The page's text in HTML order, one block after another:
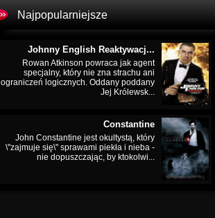
Najpopularniejsze
Johnny English Reaktywacj...
Rowan Atkinson powraca jak agent
specjalny, który nie zna strachu ani
ograniczeń logicznych. Oddany poddany
Jej Królewsk...
Constantine
John Constantine jest okultystą, który
\"zajmuje się\" sprawami piekła i nieba -
nie dopuszczając, by ktokolwi...